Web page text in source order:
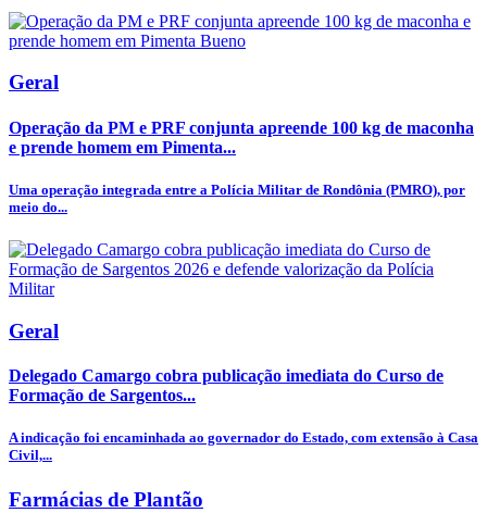
Geral
Operação da PM e PRF conjunta apreende 100 kg de maconha
e prende homem em Pimenta...
Uma operação integrada entre a Polícia Militar de Rondônia (PMRO), por
meio do...
Geral
Delegado Camargo cobra publicação imediata do Curso de
Formação de Sargentos...
A indicação foi encaminhada ao governador do Estado, com extensão à Casa
Civil,...
Farmácias de Plantão